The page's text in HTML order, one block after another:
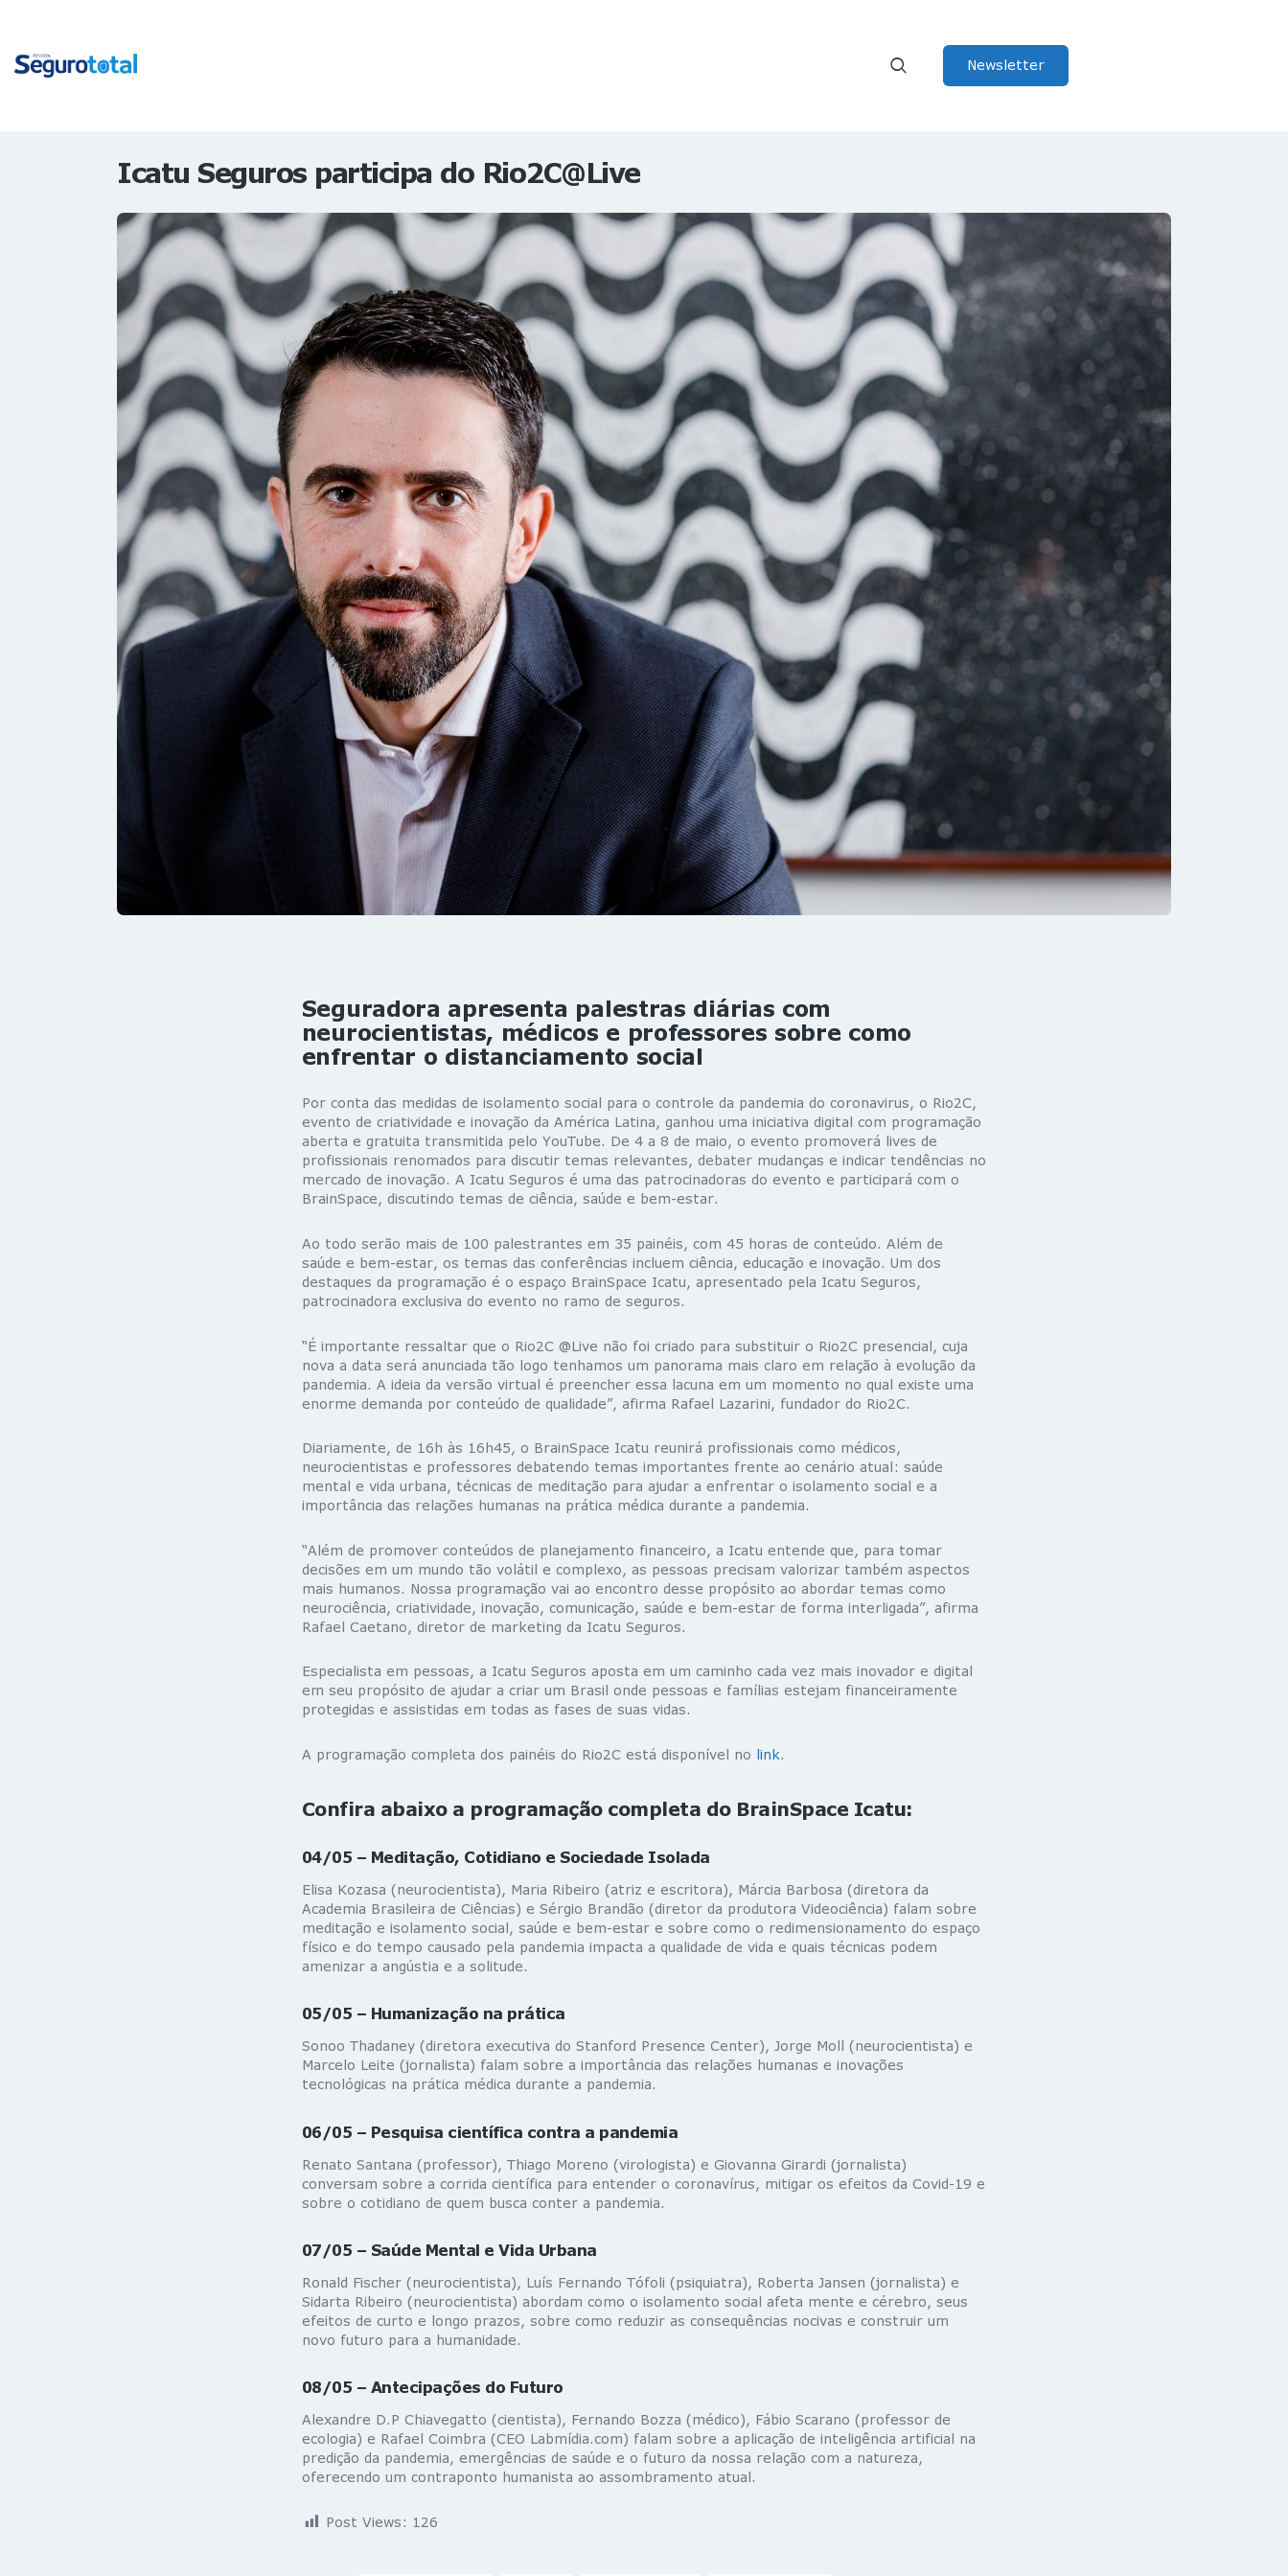
Newsletter
HOME
Icatu Seguros participa do Rio2C@Live
Seguradora apresenta palestras diárias com
neurocientistas, médicos e professores sobre como
enfrentar o distanciamento social
Por conta das medidas de isolamento social para o controle da pandemia do coronavirus, o Rio2C,
evento de criatividade e inovação da América Latina, ganhou uma iniciativa digital com programação
aberta e gratuita transmitida pelo YouTube. De 4 a 8 de maio, o evento promoverá lives de
profissionais renomados para discutir temas relevantes, debater mudanças e indicar tendências no
mercado de inovação. A Icatu Seguros é uma das patrocinadoras do evento e participará com o
BrainSpace, discutindo temas de ciência, saúde e bem-estar.
Ao todo serão mais de 100 palestrantes em 35 painéis, com 45 horas de conteúdo. Além de
saúde e bem-estar, os temas das conferências incluem ciência, educação e inovação. Um dos
destaques da programação é o espaço BrainSpace Icatu, apresentado pela Icatu Seguros,
patrocinadora exclusiva do evento no ramo de seguros.
“É importante ressaltar que o Rio2C @Live não foi criado para substituir o Rio2C presencial, cuja
nova a data será anunciada tão logo tenhamos um panorama mais claro em relação à evolução da
pandemia. A ideia da versão virtual é preencher essa lacuna em um momento no qual existe uma
enorme demanda por conteúdo de qualidade”, afirma Rafael Lazarini, fundador do Rio2C.
Diariamente, de 16h às 16h45, o BrainSpace Icatu reunirá profissionais como médicos,
neurocientistas e professores debatendo temas importantes frente ao cenário atual: saúde
mental e vida urbana, técnicas de meditação para ajudar a enfrentar o isolamento social e a
importância das relações humanas na prática médica durante a pandemia.
“Além de promover conteúdos de planejamento financeiro, a Icatu entende que, para tomar
decisões em um mundo tão volátil e complexo, as pessoas precisam valorizar também aspectos
mais humanos. Nossa programação vai ao encontro desse propósito ao abordar temas como
neurociência, criatividade, inovação, comunicação, saúde e bem-estar de forma interligada”, afirma
Rafael Caetano, diretor de marketing da Icatu Seguros.
Especialista em pessoas, a Icatu Seguros aposta em um caminho cada vez mais inovador e digital
em seu propósito de ajudar a criar um Brasil onde pessoas e famílias estejam financeiramente
protegidas e assistidas em todas as fases de suas vidas.
A programação completa dos painéis do Rio2C está disponível no link.
Confira abaixo a programação completa do BrainSpace Icatu:
04/05 – Meditação, Cotidiano e Sociedade Isolada
Elisa Kozasa (neurocientista), Maria Ribeiro (atriz e escritora), Márcia Barbosa (diretora da
Academia Brasileira de Ciências) e Sérgio Brandão (diretor da produtora Videociência) falam sobre
meditação e isolamento social, saúde e bem-estar e sobre como o redimensionamento do espaço
físico e do tempo causado pela pandemia impacta a qualidade de vida e quais técnicas podem
amenizar a angústia e a solitude.
05/05 – Humanização na prática
Sonoo Thadaney (diretora executiva do Stanford Presence Center), Jorge Moll (neurocientista) e
Marcelo Leite (jornalista) falam sobre a importância das relações humanas e inovações
tecnológicas na prática médica durante a pandemia.
06/05 – Pesquisa científica contra a pandemia
Renato Santana (professor), Thiago Moreno (virologista) e Giovanna Girardi (jornalista)
conversam sobre a corrida científica para entender o coronavírus, mitigar os efeitos da Covid-19 e
sobre o cotidiano de quem busca conter a pandemia.
07/05 – Saúde Mental e Vida Urbana
Ronald Fischer (neurocientista), Luís Fernando Tófoli (psiquiatra), Roberta Jansen (jornalista) e
Sidarta Ribeiro (neurocientista) abordam como o isolamento social afeta mente e cérebro, seus
efeitos de curto e longo prazos, sobre como reduzir as consequências nocivas e construir um
novo futuro para a humanidade.
08/05 – Antecipações do Futuro
Alexandre D.P Chiavegatto (cientista), Fernando Bozza (médico), Fábio Scarano (professor de
ecologia) e Rafael Coimbra (CEO Labmídia.com) falam sobre a aplicação de inteligência artificial na
predição da pandemia, emergências de saúde e o futuro da nossa relação com a natureza,
oferecendo um contraponto humanista ao assombramento atual.
Post Views: 126